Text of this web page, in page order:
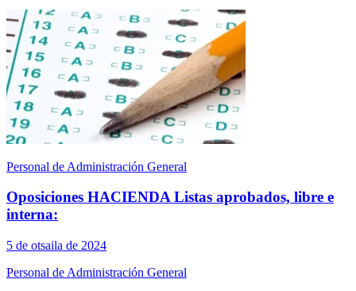
Personal de Administración General
Oposiciones HACIENDA Listas aprobados, libre e
interna:
5 de otsaila de 2024
Personal de Administración General